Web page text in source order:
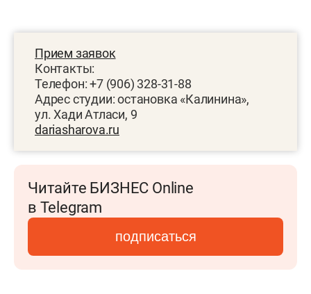
Прием заявок
Контакты:
Телефон: +7 (906) 328-31-88
Адрес студии: остановка «Калинина»,
ул. Хади Атласи, 9
dariasharova.ru
Читайте БИЗНЕС Online
в Telegram
подписаться